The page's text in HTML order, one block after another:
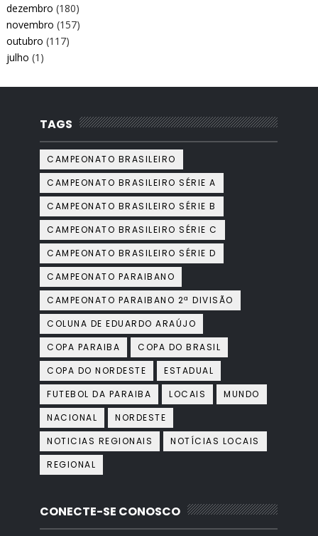
dezembro (180)
novembro (157)
outubro (117)
julho (1)
TAGS
CAMPEONATO BRASILEIRO
CAMPEONATO BRASILEIRO SÉRIE A
CAMPEONATO BRASILEIRO SÉRIE B
CAMPEONATO BRASILEIRO SÉRIE C
CAMPEONATO BRASILEIRO SÉRIE D
CAMPEONATO PARAIBANO
CAMPEONATO PARAIBANO 2ª DIVISÃO
COLUNA DE EDUARDO ARAÚJO
COPA PARAIBA
COPA DO BRASIL
COPA DO NORDESTE
ESTADUAL
FUTEBOL DA PARAIBA
LOCAIS
MUNDO
NACIONAL
NORDESTE
NOTICIAS REGIONAIS
NOTÍCIAS LOCAIS
REGIONAL
CONECTE-SE CONOSCO